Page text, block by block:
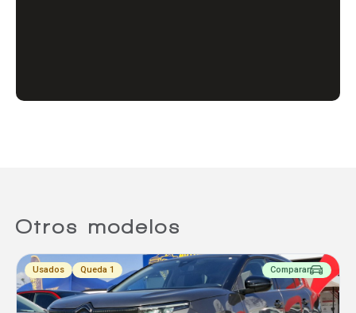
Otros modelos
Usados Queda 1 Comparar
Agregar un vehículo